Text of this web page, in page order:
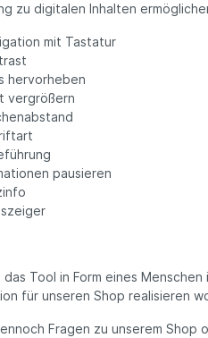
zu digitalen Inhalten
mit Tastatur
hervorheben
vergrößern
pausieren
Tool in Form eines
für unseren Shop realisieren
Fragen zu unserem